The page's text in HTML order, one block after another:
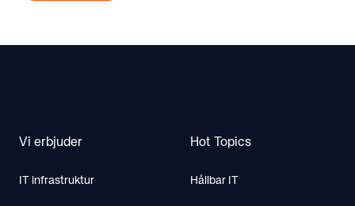
Vi erbjuder
IT infrastruktur
Hot Topics
Hållbar IT